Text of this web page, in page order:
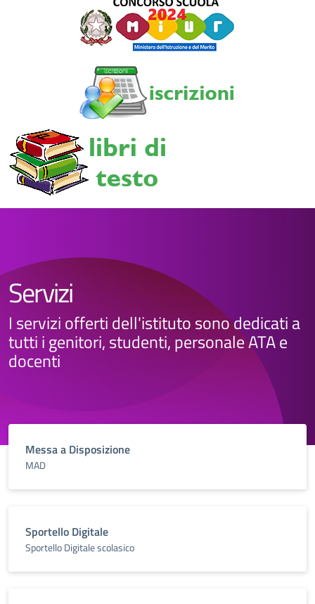
Servizi
I servizi offerti dell'istituto sono dedicati a
tutti i genitori, studenti, personale ATA e
docenti
Messa a Disposizione
MAD
Sportello Digitale
Sportello Digitale scolasico